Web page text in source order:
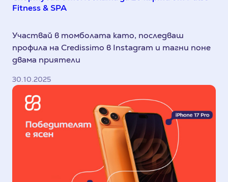
Fitness & SPA
Участвай в томболата като, последваш
профила на Credissimo в Instagram и тагни поне
двама приятели
30.10.2025